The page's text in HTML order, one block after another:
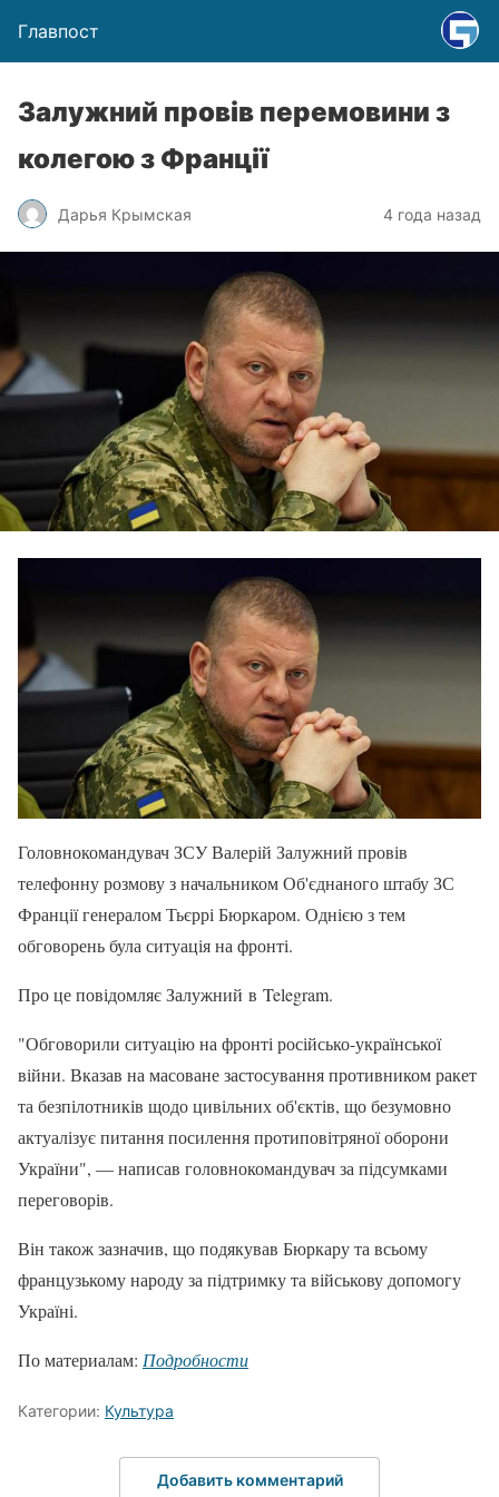
Главпост
Залужний провів перемовини з
колегою з Франції
Дарья Крымская 4 года назад
Головнокомандувач ЗСУ Валерій Залужний провів
телефонну розмову з начальником Об'єднаного штабу ЗС
Франції генералом Тьєррі Бюркаром. Однією з тем
обговорень була ситуація на фронті.
Про це повідомляє Залужний в Telegram.
"Обговорили ситуацію на фронті російсько-української
війни. Вказав на масоване застосування противником ракет
та безпілотників щодо цивільних об'єктів, що безумовно
актуалізує питання посилення протиповітряної оборони
України", — написав головнокомандувач за підсумками
переговорів.
Він також зазначив, що подякував Бюркару та всьому
французькому народу за підтримку та військову допомогу
Україні.
По материалам: Подробности
Категории: Культура
Добавить комментарий